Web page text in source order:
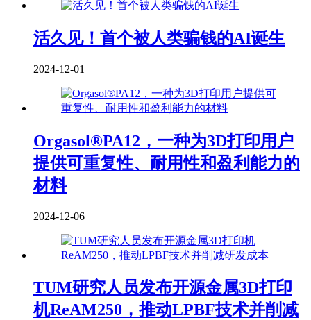
活久见！首个被人类骗钱的AI诞生
2024-12-01
Orgasol®PA12，一种为3D打印用户
提供可重复性、耐用性和盈利能力的
材料
2024-12-06
TUM研究人员发布开源金属3D打印
机ReAM250，推动LPBF技术并削减